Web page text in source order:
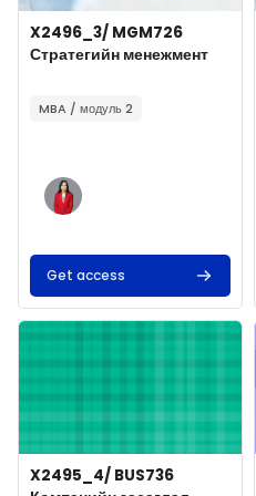
Course image
Course name
X2496_3/ MGM726
Стратегийн менежмент
MBA / модуль 2
Get access
Course image" X2495_4/
Course image
Course name
X2495_4/ BUS736